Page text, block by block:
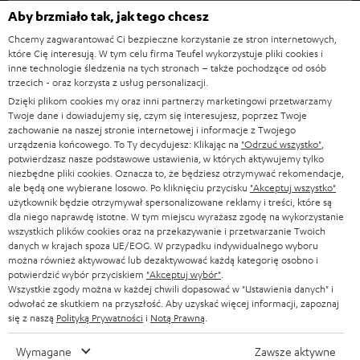
Igła i funkcja antypoślizgowa
Podczas odtwarzania płyty winylowej igła stopniowo „wędruje” od
zewnętrznej krawędzi do wewnętrznego obszaru płyty. Ten proces można
okreslić jako „siłę tarcia poślizgowego”. Podobnie jak w przypadku wirówki,
również igła talerza gramofonowego przemieszcza się do wewnętrznej
części rowków. Przez to rowki mogą być mocno zniszczone lub może dojść
do zniekształceń w obrazie dźwiękowym. Aby temu zapobiec, za pomocą
funkcji antypoślizgowej można ustawić ramię adaptera dokładnie na środku
rowka. Jednocześnie powinniśmy również sprawdzić wagę nośną ramienia,
aby adapter był umieszczony poziomo i zapewniał możliwie spokojne i
płynne odtwarzanie.
Podsumowanie: Sprawdzona technologia w nowej
odsłonie
Z gramofonami marki DUAL możesz tchnąć nowe życie w Twoją starą
kolekcję płyt gramofonowych, a dzięki analogowemu odtwarzaniu dźwięku
uzyskasz autentyczny obraz dźwiękowy z przyjemnymi basami i
niezakłoconymi tonami wysokimi. Te urządzenia są również odpowiednie
dla osób, które dopiero zaczynają swoją przygodę z gramofonami i dzięki
zintegrowanemu przedwzmacniaczowi phono mogą być podłączone do
każdego wzmacniacza lub głośników aktywnych z wejściem cinch. Zajrzyj
w
s
l
e
t
t
e
r
a
KOMPLETNE SYSTEMY
SOUNDBARY
GŁOŚNIKI HIFI
SMART HOME
BLUETOOTH
SŁUCHAWKI
SŁUCHAWKI BLUETOOTH
WIEŻE HI-FI
GŁOŚNIKI
Firma
WSPARCIE
KARIERA
KONTAKT PRASOWY
B2B
BLOG
NEWSLETTER
SKLEPY
KORZYŚCI
TEUFEL STORY
Sklepy internetowe Teufel
NIEMCY
AUSTRIA
SZWAJCARIA
HOLANDIA
BELGIA
FRANCJA
Aby brzmiało tak, jak tego chcesz
Chcemy zagwarantować Ci bezpieczne korzystanie ze stron internetowych,
które Cię interesują. W tym celu firma Teufel wykorzystuje pliki cookies i
inne technologie śledzenia na tych stronach – także pochodzące od osób
trzecich - oraz korzysta z usług personalizacji.
Dzięki plikom cookies my oraz inni partnerzy marketingowi przetwarzamy
Twoje dane i dowiadujemy się, czym się interesujesz, poprzez Twoje
zachowanie na naszej stronie internetowej i informacje z Twojego
urządzenia końcowego. To Ty decydujesz: Klikając na "Odrzuć wszystko"
potwierdzasz nasze podstawowe ustawienia, w których aktywujemy tylko
niezbędne pliki cookies. Oznacza to, że będziesz otrzymywać rekomendacje,
ale będą one wybierane losowo. Po kliknięciu przycisku "Akceptuj wszystko"
użytkownik będzie otrzymywał spersonalizowane reklamy i treści, które są
dla niego naprawdę istotne. W tym miejscu wyrażasz zgodę na wykorzystanie
wszystkich plików cookies oraz na przekazywanie i przetwarzanie Twoich
danych w krajach spoza UE/EOG. W przypadku indywidualnego wyboru
można również aktywować lub dezaktywować każdą kategorię osobno i
potwierdzić wybór przyciskiem "Akceptuj wybór"
Wszystkie zgody można w każdej chwili dopasować w "Ustawienia danych" i
odwołać ze skutkiem na przyszłość. Aby uzyskać więcej informacji, zapoznaj
się z naszą Polityką Prywatności i Notą Prawną
Wymagane Zawsze aktywne